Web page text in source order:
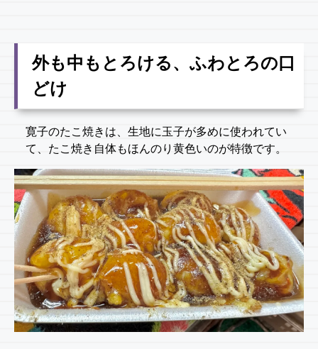
外も中もとろける、ふわとろの口
どけ
寛子のたこ焼きは、生地に玉子が多めに使われてい
て、たこ焼き自体もほんのり黄色いのが特徴です。